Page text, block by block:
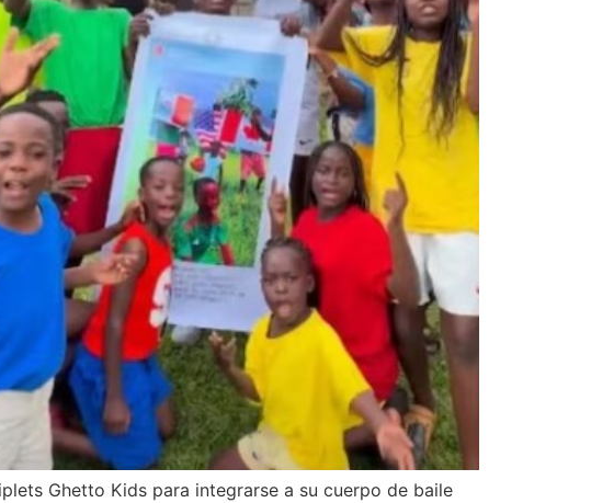
Ghetto Kids para integrarse a su cuerpo de baile